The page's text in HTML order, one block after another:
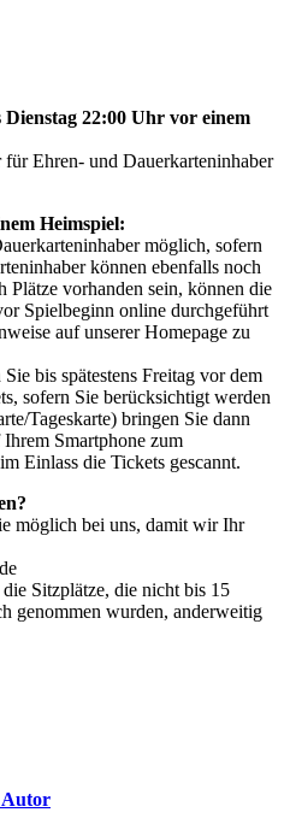
22:00 Uhr vor einem
Ehren- und Dauerkarteninhaber
Heimspiel:
möglich, sofern
können ebenfalls noch
Plätze vorhanden sein, können die
Spielbeginn online durchgeführt
auf unserer Homepage zu
bis spätestens Freitag vor dem
sofern Sie berücksichtigt werden
Tageskarte) bringen Sie dann
Smartphone zum
Einlass die Tickets gescannt.
möglich bei uns, damit wir Ihr
Sitzplätze, die nicht bis 15
genommen wurden, anderweitig